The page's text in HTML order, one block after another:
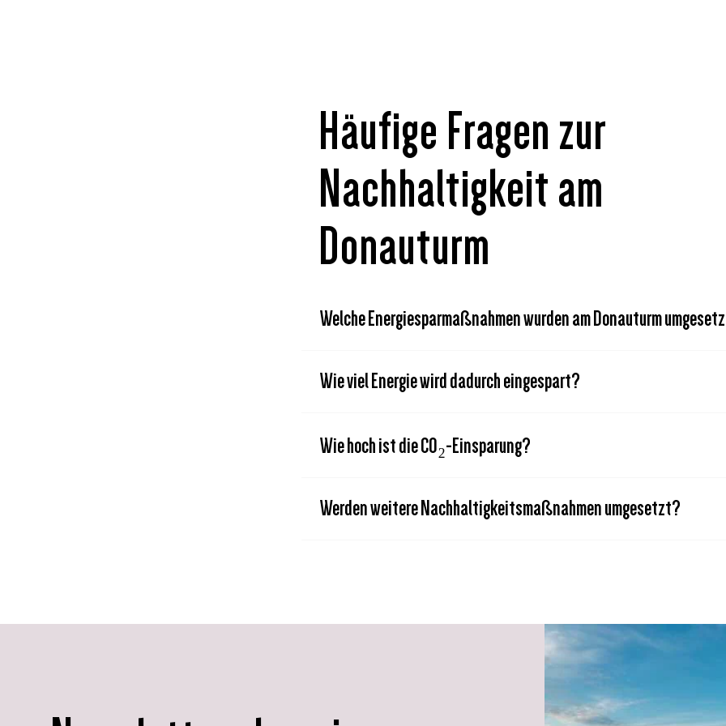
Häufige Fragen zur
Nachhaltigkeit am
Donauturm
Welche Energiesparmaßnahmen wurden am Donauturm
Wie viel Energie wird dadurch eingespart?
Wie hoch ist die CO₂-Einsparung?
Werden weitere Nachhaltigkeitsmaßnahmen umgesetzt?